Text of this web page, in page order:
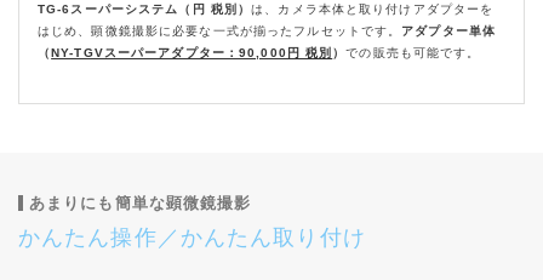
TG-6スーパーシステム（円 税別）は、カメラ本体と取り付けアダプターを
はじめ、顕微鏡撮影に必要な一式が揃ったフルセットです。 アダプター単体
（NY-TGVスーパーアダプター：90,000円 税別 ）での販売も可能です。
あまりにも簡単な顕微鏡撮影
かんたん操作／かんたん取り付け